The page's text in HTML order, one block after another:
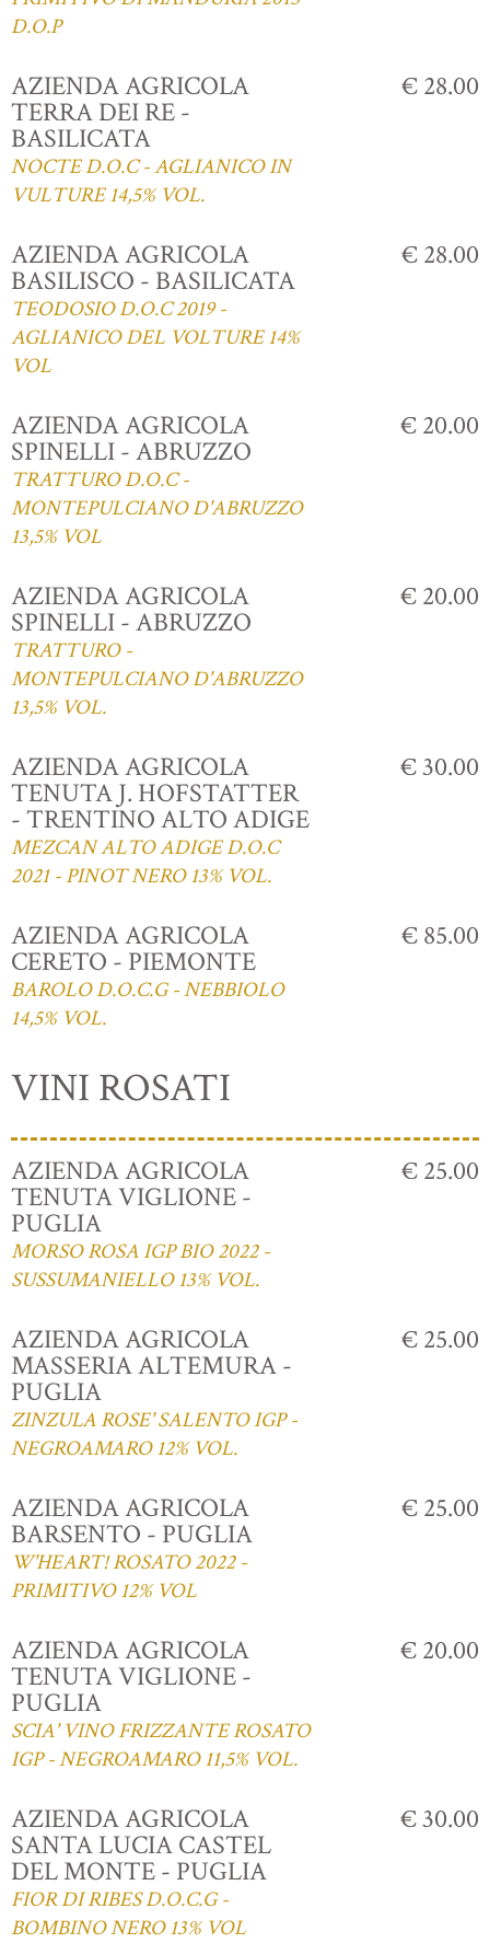
D.O.P
AZIENDA AGRICOLA
TERRA DEI RE -
BASILICATA
NOCTE D.O.C - AGLIANICO IN
VULTURE 14,5% VOL.
€ 28.00
AZIENDA AGRICOLA
BASILISCO - BASILICATA
TEODOSIO D.O.C 2019 -
AGLIANICO DEL VOLTURE 14%
VOL
€ 28.00
AZIENDA AGRICOLA
SPINELLI - ABRUZZO
TRATTURO D.O.C -
MONTEPULCIANO D'ABRUZZO
13,5% VOL
€ 20.00
AZIENDA AGRICOLA
SPINELLI - ABRUZZO
TRATTURO -
MONTEPULCIANO D'ABRUZZO
13,5% VOL.
€ 20.00
AZIENDA AGRICOLA
TENUTA J. HOFSTATTER
- TRENTINO ALTO ADIGE
MEZCAN ALTO ADIGE D.O.C
2021 - PINOT NERO 13% VOL.
€ 30.00
AZIENDA AGRICOLA
CERETO - PIEMONTE
BAROLO D.O.C.G - NEBBIOLO
14,5% VOL.
€ 85.00
VINI ROSATI
AZIENDA AGRICOLA
TENUTA VIGLIONE -
PUGLIA
MORSO ROSA IGP BIO 2022 -
SUSSUMANIELLO 13% VOL.
€ 25.00
AZIENDA AGRICOLA
MASSERIA ALTEMURA -
PUGLIA
ZINZULA ROSE' SALENTO IGP -
NEGROAMARO 12% VOL.
€ 25.00
AZIENDA AGRICOLA
BARSENTO - PUGLIA
W'HEART! ROSATO 2022 -
PRIMITIVO 12% VOL
€ 25.00
AZIENDA AGRICOLA
TENUTA VIGLIONE -
PUGLIA
SCIA' VINO FRIZZANTE ROSATO
IGP - NEGROAMARO 11,5% VOL.
€ 20.00
AZIENDA AGRICOLA
SANTA LUCIA CASTEL
DEL MONTE - PUGLIA
FIOR DI RIBES D.O.C.G -
BOMBINO NERO 13% VOL
€ 30.00